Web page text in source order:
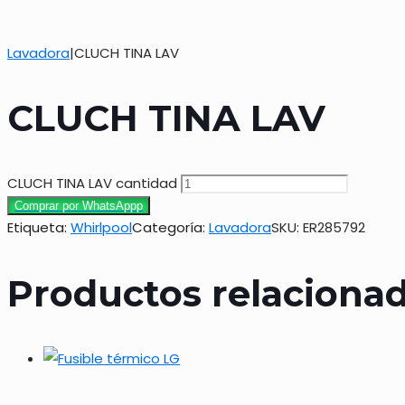
Lavadora|CLUCH TINA LAV
CLUCH TINA LAV
CLUCH TINA LAV cantidad
Comprar por WhatsAppp
Etiqueta: WhirlpoolCategoría: LavadoraSKU: ER285792
Productos